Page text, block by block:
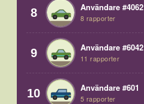
8 Användare #4062
8 rapporter
9 Användare #6042
11 rapporter
10 Användare #601
5 rapporter